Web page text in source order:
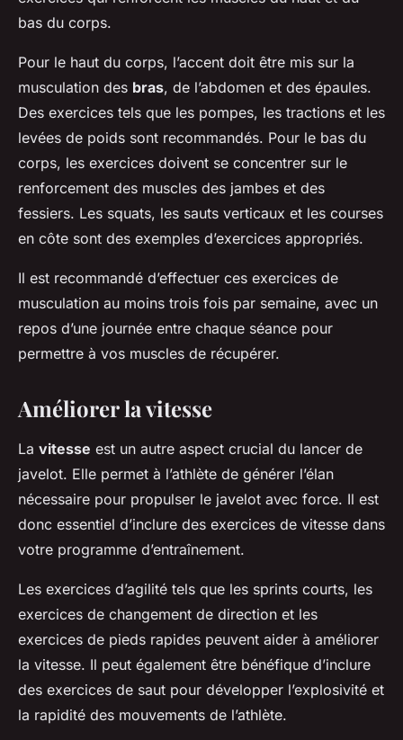
bas du corps.
Pour le haut du corps, l’accent doit être mis sur la
musculation des bras, de l’abdomen et des épaules.
Des exercices tels que les pompes, les tractions et les
levées de poids sont recommandés. Pour le bas du
corps, les exercices doivent se concentrer sur le
renforcement des muscles des jambes et des
fessiers. Les squats, les sauts verticaux et les courses
en côte sont des exemples d’exercices appropriés.
Il est recommandé d’effectuer ces exercices de
musculation au moins trois fois par semaine, avec un
repos d’une journée entre chaque séance pour
permettre à vos muscles de récupérer.
Améliorer la vitesse
La vitesse est un autre aspect crucial du lancer de
javelot. Elle permet à l’athlète de générer l’élan
nécessaire pour propulser le javelot avec force. Il est
donc essentiel d’inclure des exercices de vitesse dans
votre programme d’entraînement.
Les exercices d’agilité tels que les sprints courts, les
exercices de changement de direction et les
exercices de pieds rapides peuvent aider à améliorer
la vitesse. Il peut également être bénéfique d’inclure
des exercices de saut pour développer l’explosivité et
la rapidité des mouvements de l’athlète.